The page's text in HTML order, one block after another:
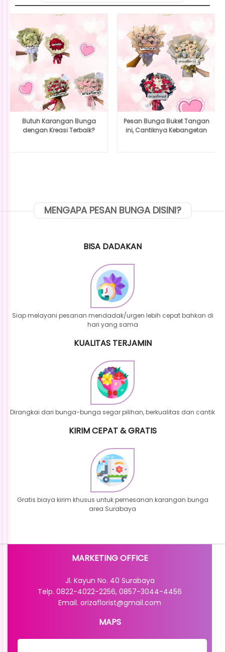
Butuh Karangan Bunga
dengan Kreasi Terbaik?
Pesan Bunga Buket Tangan
ini, Cantiknya Kebangetan
MENGAPA PESAN BUNGA DISINI?
BISA DADAKAN
Siap melayani pesanan mendadak/urgen lebih cepat bahkan di
hari yang sama
KUALITAS TERJAMIN
Dirangkai dari bunga-bunga segar pilihan, berkualitas dan cantik
KIRIM CEPAT & GRATIS
Gratis biaya kirim khusus untuk pemesanan karangan bunga
area Surabaya
MARKETING OFFICE
Jl. Kayun No. 40 Surabaya
Telp. 0822-4022-2256, 0857-3044-4456
Email. orizaflorist@gmail.com
MAPS